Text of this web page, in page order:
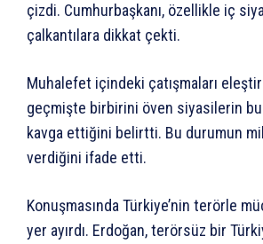
çizdi. Cumhurbaşkanı, özellikle iç
çalkantılara dikkat çekti.
Muhalefet içindeki çatışmaları
geçmişte birbirini öven siyasilerin
kavga ettiğini belirtti. Bu durumun
verdiğini ifade etti.
Konuşmasında Türkiye’nin terörle
yer ayırdı. Erdoğan, terörsüz bir